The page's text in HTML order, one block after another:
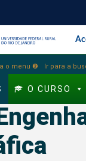
o menu ❷ Ir para a
O CURSO